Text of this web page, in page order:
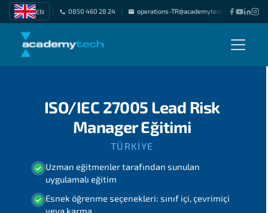
EN | 0850 460 28 24 | operations-TR@academytech.com |
ISO/IEC 27005 Lead Risk
Manager Eğitimi
TÜRKIYE
Uzman eğitmenler tarafından sunulan
uygulamalı eğitim
Esnek öğrenme seçenekleri: sınıf içi, çevrimiçi
veya karma